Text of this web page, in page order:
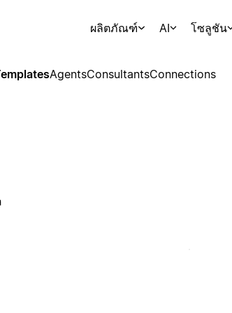
ผลิตภัณฑ์ AI โซลูชัน
AgentsConsultantsConnections